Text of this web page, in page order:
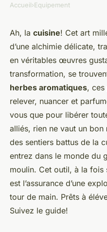
EQUIPEMENT
Guide pour
à épices pour
fraîches dans
Olivier•19 janvier 2024•5
Accueil›Equipement
Ah, la cuisine! Cet art
d’une alchimie délicate,
en véritables œuvres
transformation, se
herbes aromatiques, ces
relever, nuancer et
vous que pour libérer
alliés, rien ne vaut un bon
des sentiers battus de la
entrez dans le monde du
moulin. Cet outil, à la fois
est l’assurance d’une
tour de main. Prêts à
Suivez le guide!